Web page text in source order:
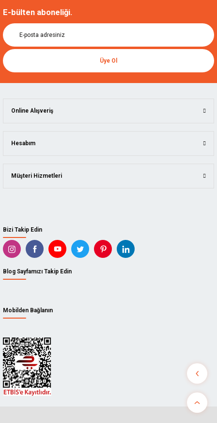
E-bülten aboneliği.
Üye Ol
Bizi Takip Edin
Blog Sayfamızı Takip Edin
Mobilden Bağlanın
Online Alışveriş
Hesabım
Müşteri Hizmetleri